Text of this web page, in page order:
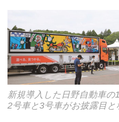
新規導入した日野自動車
2号車と3号車がお披露目と